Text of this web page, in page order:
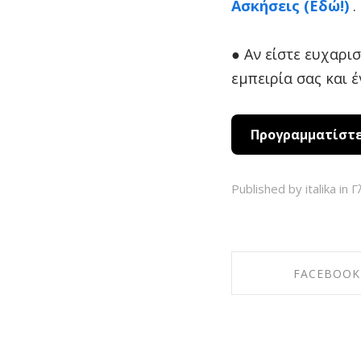
Ασκήσεις (Εδώ!) .
● Αν είστε
εμπειρία σας και
Published by italika in
FACEBOOK